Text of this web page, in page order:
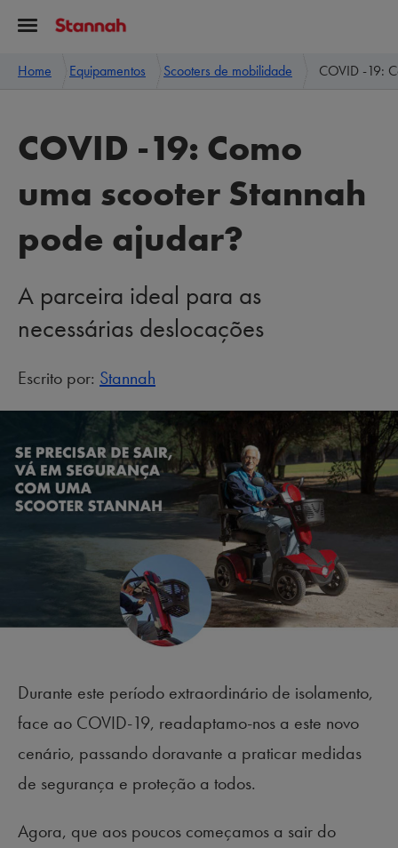
Home Equipamentos Scooters de mobilidade COVID -19:
COVID -19: Como
uma scooter Stannah
pode ajudar?
A parceira ideal para as
necessárias deslocações
Escrito por: Stannah
Durante este período extraordinário de isolamento,
face ao COVID-19, readaptamo-nos a este novo
cenário, passando doravante a praticar medidas
de segurança e proteção a todos.
Agora, que aos poucos começamos a sair do